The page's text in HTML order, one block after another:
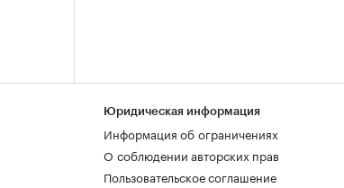
Юридическая информация
Информация об ограничениях
О соблюдении авторских прав
Пользовательское соглашение